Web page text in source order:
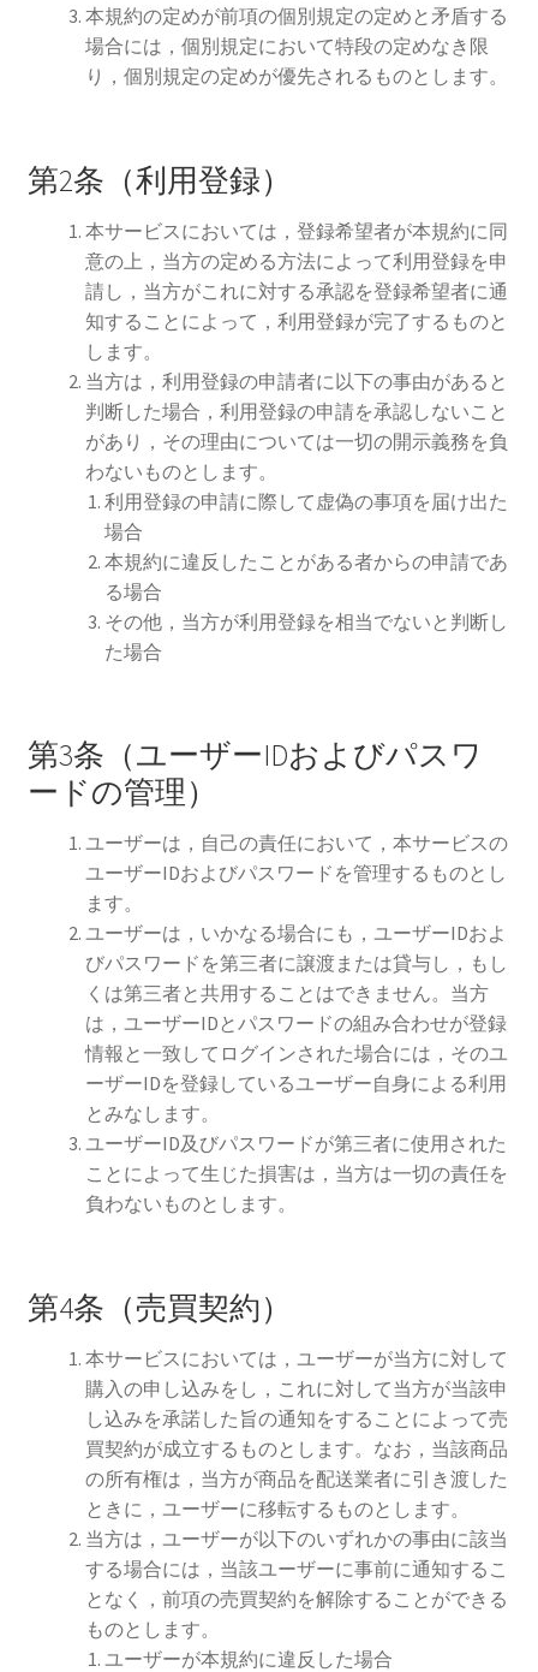
本規約の定めが前項の個別規定の定めと矛盾する
場合には，個別規定において特段の定めなき限
り，個別規定の定めが優先されるものとします。
第2条（利用登録）
本サービスにおいては，登録希望者が本規約に同
意の上，当方の定める方法によって利用登録を申
請し，当方がこれに対する承認を登録希望者に通
知することによって，利用登録が完了するものと
します。
当方は，利用登録の申請者に以下の事由があると
判断した場合，利用登録の申請を承認しないこと
があり，その理由については一切の開示義務を負
わないものとします。
利用登録の申請に際して虚偽の事項を届け出た
場合
本規約に違反したことがある者からの申請であ
る場合
その他，当方が利用登録を相当でないと判断し
た場合
第3条（ユーザーIDおよびパスワ
ードの管理）
ユーザーは，自己の責任において，本サービスの
ユーザーIDおよびパスワードを管理するものとし
ます。
ユーザーは，いかなる場合にも，ユーザーIDおよ
びパスワードを第三者に譲渡または貸与し，もし
くは第三者と共用することはできません。当方
は，ユーザーIDとパスワードの組み合わせが登録
情報と一致してログインされた場合には，そのユ
ーザーIDを登録しているユーザー自身による利用
とみなします。
ユーザーID及びパスワードが第三者に使用された
ことによって生じた損害は，当方は一切の責任を
負わないものとします。
第4条（売買契約）
本サービスにおいては，ユーザーが当方に対して
購入の申し込みをし，これに対して当方が当該申
し込みを承諾した旨の通知をすることによって売
買契約が成立するものとします。なお，当該商品
の所有権は，当方が商品を配送業者に引き渡した
ときに，ユーザーに移転するものとします。
当方は，ユーザーが以下のいずれかの事由に該当
する場合には，当該ユーザーに事前に通知するこ
となく，前項の売買契約を解除することができる
ものとします。
ユーザーが本規約に違反した場合